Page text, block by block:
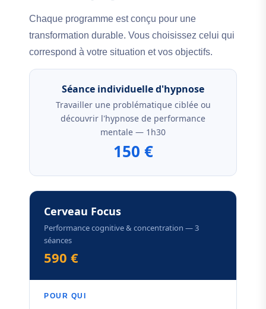
Chaque programme est conçu pour une
transformation durable. Vous choisissez celui qui
correspond à votre situation et vos objectifs.
Séance individuelle d'hypnose
Travailler une problématique ciblée ou
découvrir l'hypnose de performance
mentale — 1h30
150 €
Cerveau Focus
Performance cognitive & concentration — 3
séances
590 €
POUR QUI